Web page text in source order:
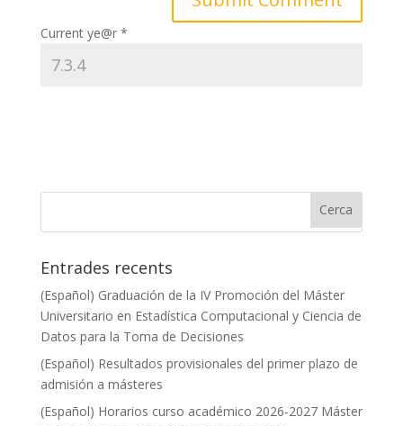
Current ye@r *
Entrades recents
(Español) Graduación de la IV Promoción del Máster
Universitario en Estadística Computacional y Ciencia de
Datos para la Toma de Decisiones
(Español) Resultados provisionales del primer plazo de
admisión a másteres
(Español) Horarios curso académico 2026-2027 Máster